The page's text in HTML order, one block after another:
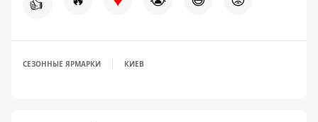
👍
СЕЗОННЫЕ ЯРМАРКИ КИЕВ